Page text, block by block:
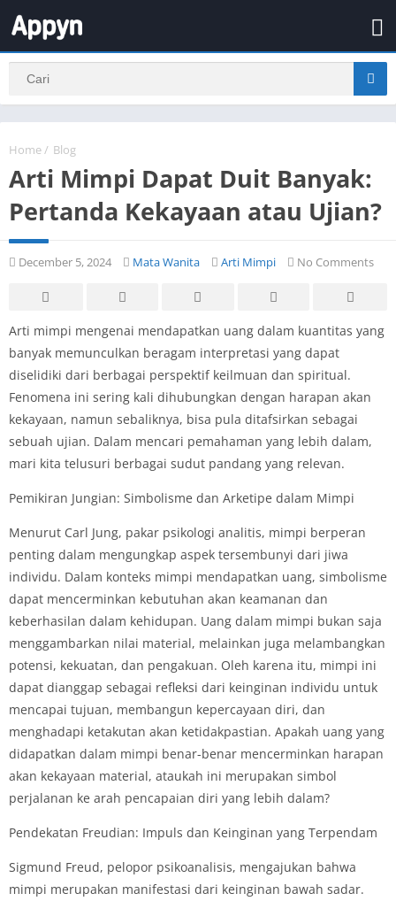
Home / Blog
Arti Mimpi Dapat Duit Banyak:
Pertanda Kekayaan atau Ujian?
December 5, 2024 Mata Wanita Arti Mimpi No Comments
Arti mimpi mengenai mendapatkan uang dalam kuantitas yang
banyak memunculkan beragam interpretasi yang dapat
diselidiki dari berbagai perspektif keilmuan dan spiritual.
Fenomena ini sering kali dihubungkan dengan harapan akan
kekayaan, namun sebaliknya, bisa pula ditafsirkan sebagai
sebuah ujian. Dalam mencari pemahaman yang lebih dalam,
mari kita telusuri berbagai sudut pandang yang relevan.
Pemikiran Jungian: Simbolisme dan Arketipe dalam Mimpi
Menurut Carl Jung, pakar psikologi analitis, mimpi berperan
penting dalam mengungkap aspek tersembunyi dari jiwa
individu. Dalam konteks mimpi mendapatkan uang, simbolisme
dapat mencerminkan kebutuhan akan keamanan dan
keberhasilan dalam kehidupan. Uang dalam mimpi bukan saja
menggambarkan nilai material, melainkan juga melambangkan
potensi, kekuatan, dan pengakuan. Oleh karena itu, mimpi ini
dapat dianggap sebagai refleksi dari keinginan individu untuk
mencapai tujuan, membangun kepercayaan diri, dan
menghadapi ketakutan akan ketidakpastian. Apakah uang yang
didapatkan dalam mimpi benar-benar mencerminkan harapan
akan kekayaan material, ataukah ini merupakan simbol
perjalanan ke arah pencapaian diri yang lebih dalam?
Pendekatan Freudian: Impuls dan Keinginan yang Terpendam
Sigmund Freud, pelopor psikoanalisis, mengajukan bahwa
mimpi merupakan manifestasi dari keinginan bawah sadar.